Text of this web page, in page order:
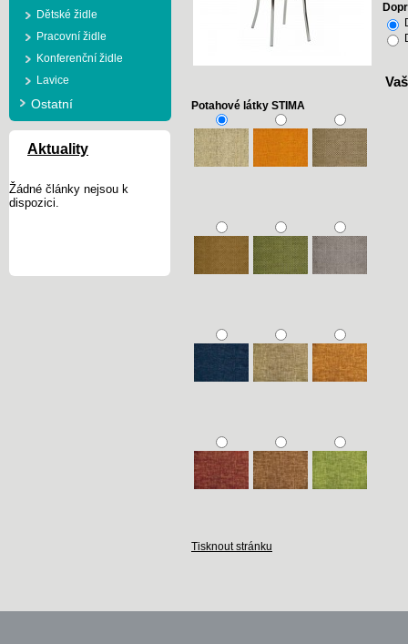
Dětské židle
Pracovní židle
Konferenční židle
Lavice
Ostatní
Aktuality
Žádné články nejsou k
dispozici.
Potahové látky STIMA
Tisknout stránku